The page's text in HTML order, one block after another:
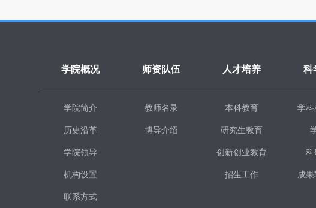
学院概况
学院简介
历史沿革
学院领导
机构设置
联系方式
师资队伍
教师名录
博导介绍
人才培养
本科教育
研究生教育
创新创业教育
招生工作
科
学科
科
成